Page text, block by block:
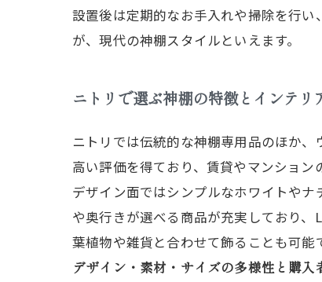
設置後は定期的なお手入れや掃除を行
が、現代の神棚スタイルといえます。
ニトリで選ぶ神棚の特徴とインテリ
ニトリでは伝統的な神棚専用品のほか
高い評価を得ており、賃貸やマンション
デザイン面ではシンプルなホワイトや
や奥行きが選べる商品が充実しており
葉植物や雑貨と合わせて飾ることも可能
デザイン・素材・サイズの多様性と購入